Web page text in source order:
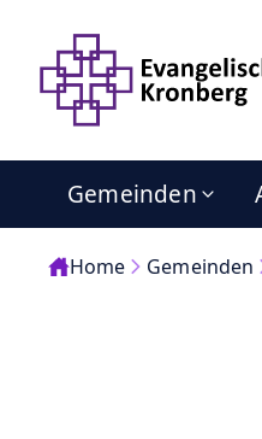
Gemeinden
Home Gemeinden